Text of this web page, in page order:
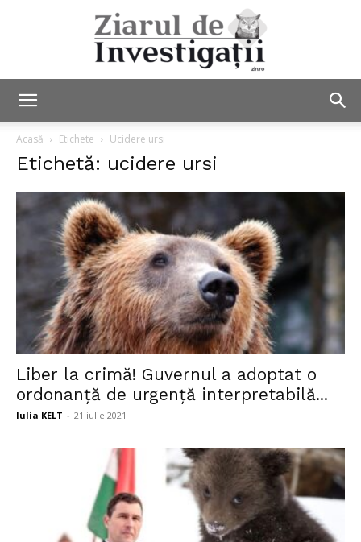
Investigații
Acasă Etichete Ucidere ursi
Etichetă: ucidere ursi
Liber la crimă! Guvernul a adoptat o
ordonanță de urgență interpretabilă...
Iulia KELT - 21 iulie 2021